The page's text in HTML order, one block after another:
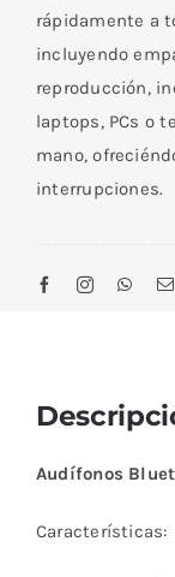
rápidamente a
incluyendo
reproducción,
laptops, PCs o
mano,
interrupciones.
Audífonos
Características: